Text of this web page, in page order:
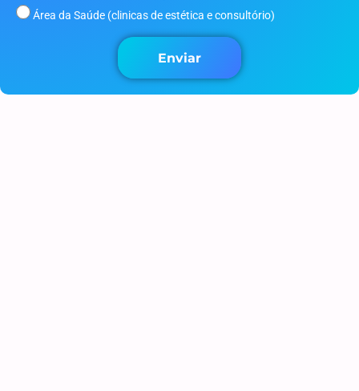
Área da Saúde (clinicas de estética e consultório)
Enviar